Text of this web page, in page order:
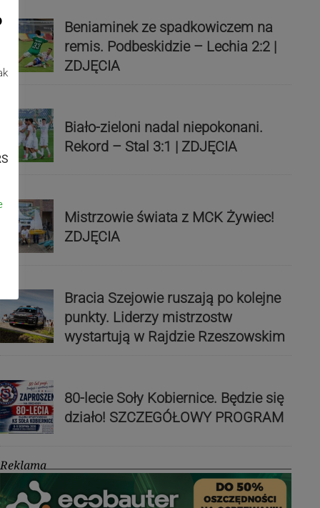
Beniaminek ze spadkowiczem na
remis. Podbeskidzie – Lechia 2:2 |
ZDJĘCIA
Biało-zieloni nadal niepokonani.
Rekord – Stal 3:1 | ZDJĘCIA
Mistrzowie świata z MCK Żywiec!
ZDJĘCIA
Bracia Szejowie ruszają po kolejne
punkty. Liderzy mistrzostw
wystartują w Rajdzie Rzeszowskim
80-lecie Soły Kobiernice. Będzie się
działo! SZCZEGÓŁOWY PROGRAM
Reklama